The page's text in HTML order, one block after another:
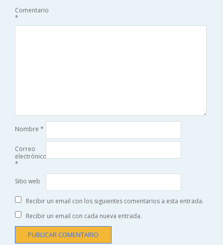
Comentario
*
Nombre *
Correo
electrónico
*
Sitio web
Recibir un email con los siguientes comentarios a esta entrada.
Recibir un email con cada nueva entrada.